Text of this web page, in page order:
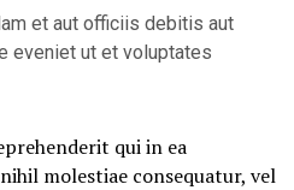
et aut officiis debitis aut
eveniet ut et voluptates
qui in ea
molestiae consequatur, vel